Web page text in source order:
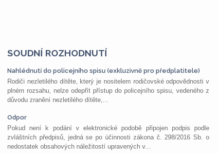
SOUDNÍ ROZHODNUTÍ
Nahlédnutí do policejního spisu (exkluzivně pro předplatitele)
Rodiči nezletilého dítěte, který je nositelem rodičovské odpovědnosti v
plném rozsahu, nelze odepřít přístup do policejního spisu, vedeného z
důvodu zranění nezletilého dítěte,...
Odpor
Pokud není k podání v elektronické podobě připojen podpis podle
zvláštních předpisů, jedná se po účinnosti zákona č. 298/2016 Sb. o
nedostatek obsahových náležitostí upravených v...